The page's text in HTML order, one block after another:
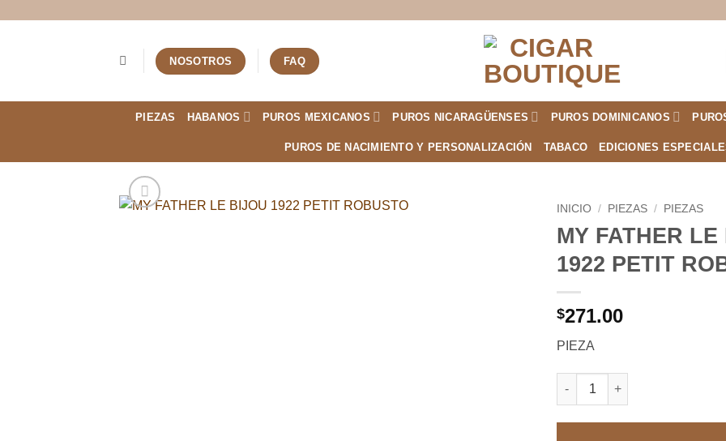
NOSOTROS FAQ
PIEZAS HABANOS PUROS MEXICANOS PUROS NICARAGÜENSES PUROS DOMINICANOS
PUROS DE NACIMIENTO Y PERSONALIZACIÓN TABACO EDICIONES
INICIO / PIEZAS / PIEZAS
MY FATHER LE
1922 PETIT
$271.00
PIEZA
MY FATHER LE BIJOU 1922